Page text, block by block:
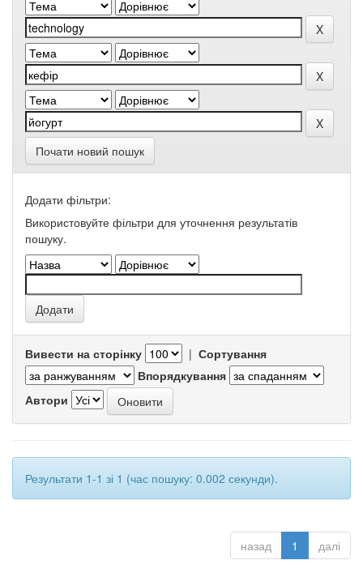
Почати новий пошук
Додати фільтри:
Використовуйте фільтри для уточнення результатів
пошуку.
Вивести на сторінку | Сортування
Впорядкування
Автори
Результати 1-1 зі 1 (час пошуку: 0.002 секунди).
назад 1 далі